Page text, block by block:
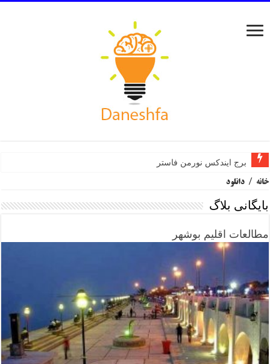
برج ایندکس نورمن فاستر
مرکز هنرهای تجسمی سینزبری نورمن فاستر
خانه / دانلود
بایگانی بلاگ
مطالعات اقلیم بوشهر